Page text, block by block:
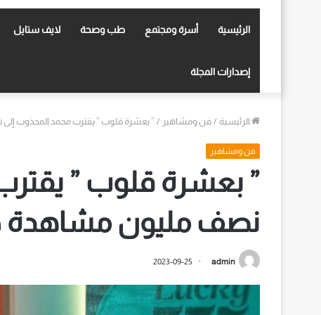
الرئيسية أسرة ومجتمع طب وصحة لايف ستايل
إصدارات المجلة
الرئيسية / فن ومشاهير / ” بعشرة قلوب ” يقترب محمد المجذوب
فن ومشاهير
” بعشرة قلوب ”
نصف مليون مشاهدة
admin
2023-09-25